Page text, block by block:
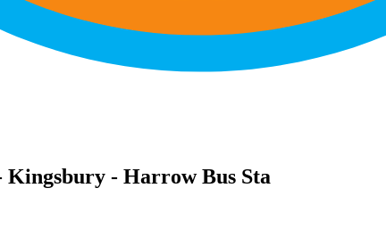
- Harrow Bus Sta